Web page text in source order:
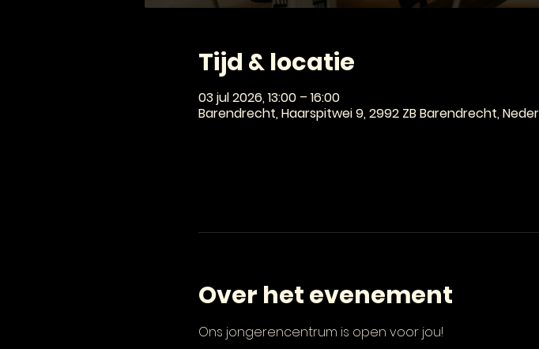
Tijd & locatie
03 jul 2026, 13:00 – 16:00
Barendrecht, Haarspitwei 9, 2992 ZB Barendrecht,
Over het evenement
Ons jongerencentrum is open voor jou!